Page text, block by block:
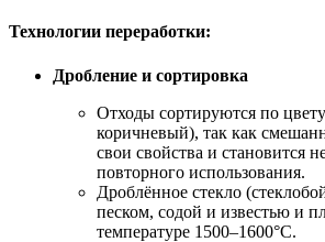
Технологии переработки:
Дробление и сортировка
Отходы сортируются по
коричневый), так как
свои свойства и становится
повторного использования.
Дроблённое стекло
песком, содой и известью и
температуре 1500–1600°C.